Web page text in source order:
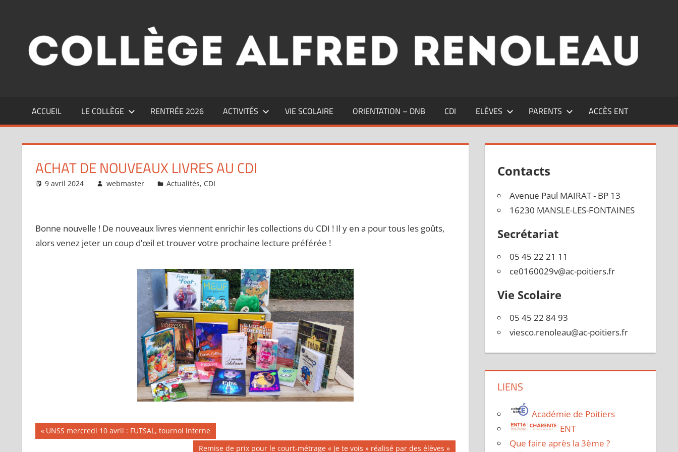
ACCUEIL LE COLLÈGE RENTRÉE 2026 ACTIVITÉS VIE SCOLAIRE ORIENTATION – DNB CDI ELÈVES PARENTS ACCÈS ENT
ACHAT DE NOUVEAUX LIVRES AU CDI
9 avril 2024 webmaster Actualités, CDI
Bonne nouvelle ! De nouveaux livres viennent enrichir les collections du CDI ! Il y en a pour tous les goûts,
alors venez jeter un coup d’œil et trouver votre prochaine lecture préférée !
Navigation
Publication
précédente :
UNSS mercredi 10 avril : FUTSAL, tournoi interne
Publication
Remise de prix pour le court-métrage « Je te vois » réalisé par des élèves
Contacts
Avenue Paul MAIRAT - BP 13
16230 MANSLE-LES-FONTAINES
Secrétariat
05 45 22 21 11
ce0160029v@ac-poitiers.fr
Vie Scolaire
05 45 22 84 93
viesco.renoleau@ac-poitiers.fr
LIENS
Académie de Poitiers
ENT
Que faire après la 3ème ?